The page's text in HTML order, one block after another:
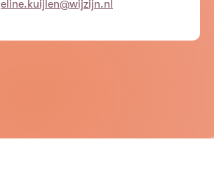
eline.kuijlen@wijzijn.nl